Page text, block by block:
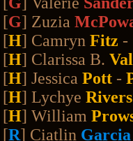
[G] Zuzia
[H] Camryn Fitz -
[H] Clarissa B.
[H] Jessica Pott -
[H] Lychye Rivers
[H] William
[R] Ciatlin